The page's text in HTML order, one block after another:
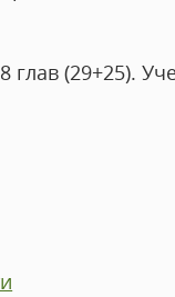
глав (29+25).